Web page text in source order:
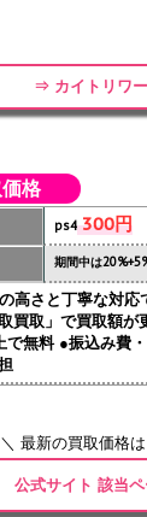
⇒ カイトリワ
価格
ps4300円
期間中は
高さと丁寧な対
買取」で買取額が
で無料 ●振込み費
＼ 最新の買取価格
公式サイト 該当